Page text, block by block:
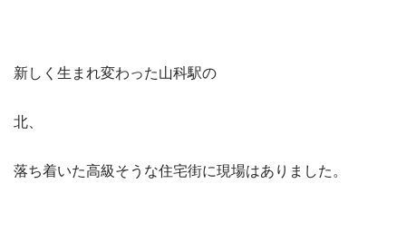
新しく生まれ変わった山科駅の
北、
落ち着いた高級そうな住宅街に現場はありました。